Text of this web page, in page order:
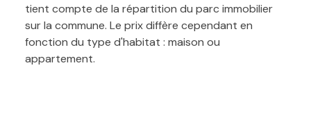
tient compte de la répartition du parc immobilier
sur la commune. Le prix diffère cependant en
fonction du type d'habitat : maison ou
appartement.